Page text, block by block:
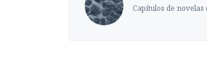
Capítulos de novelas